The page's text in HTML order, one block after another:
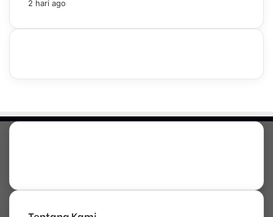
2 hari ago